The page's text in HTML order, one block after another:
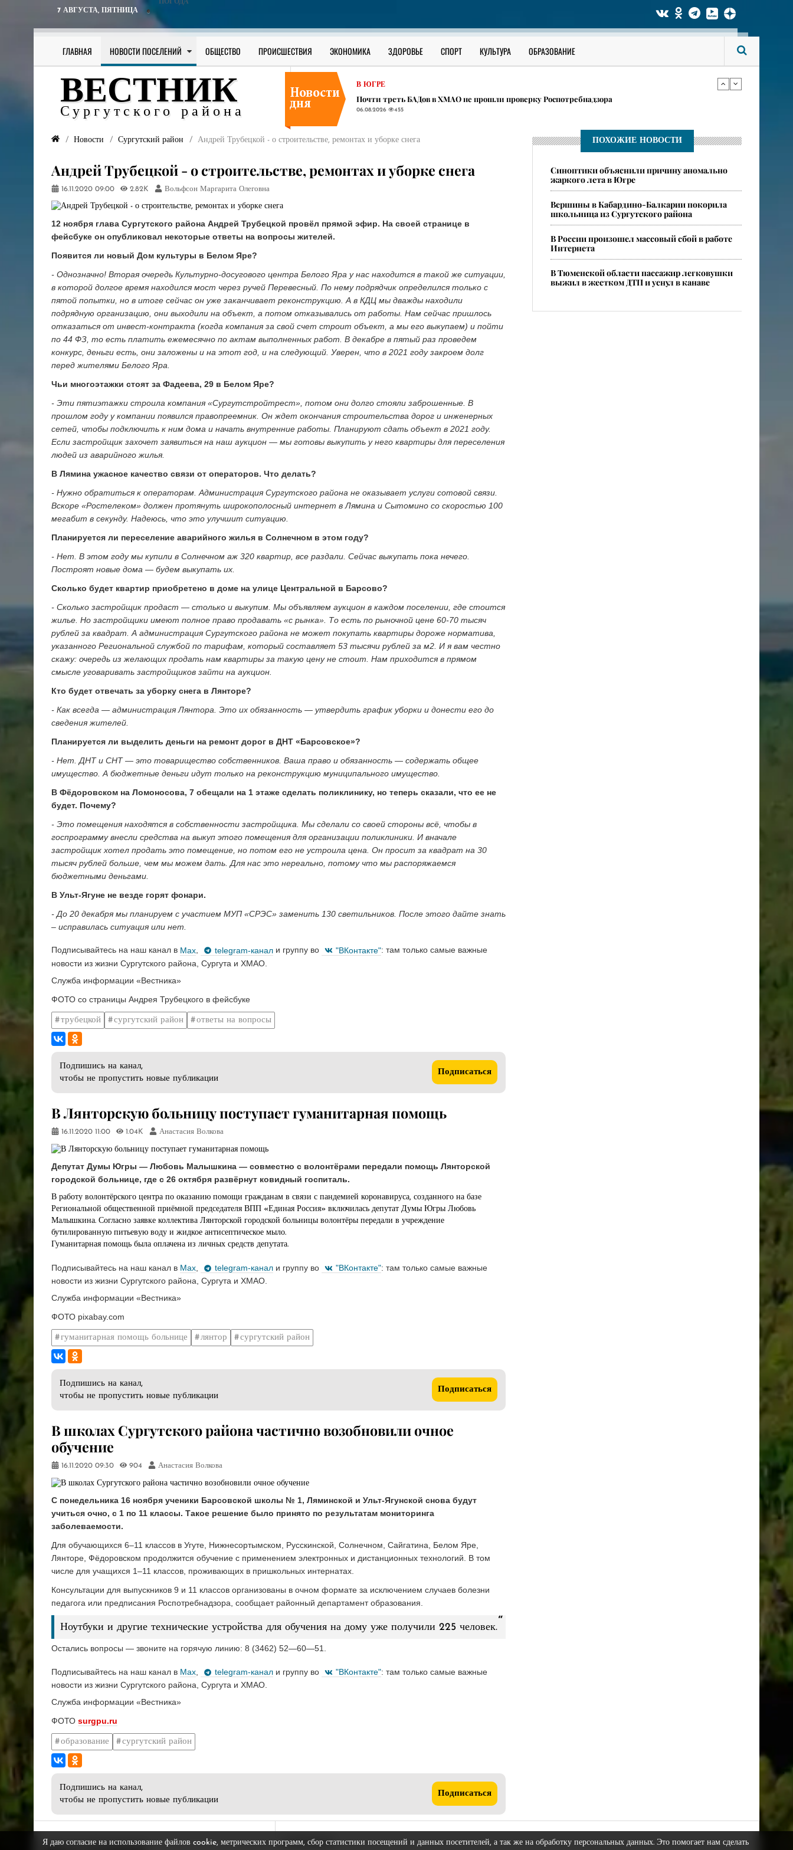
7 АВГУСТА, ПЯТНИЦА
ПОГОДА
ГЛАВНАЯ НОВОСТИ ПОСЕЛЕНИЙ ОБЩЕСТВО ПРОИСШЕСТВИЯ ЭКОНОМИКА ЗДОРОВЬЕ СПОРТ КУЛЬТУРА ОБРАЗОВАНИЕ
ВЕСТНИК
Сургутского района
06.08.2026 448
В ЮГРЕ
Почти треть БАДов в ХМАО не прошли проверку Роспотребнадзора
06.08.2026 455
Школьник из села в ЯНАО взламывал за деньги аккаунты на «Госуслугах»
06.08.2026
Как уберечь ребенка от наркотиков: разбор в карточках
Новости Сургутский район Андрей Трубецкой - о строительстве, ремонтах и уборке снега
Андрей Трубецкой - о строительстве, ремонтах и уборке снега
16.11.2020 09:00 2.82K Вольфсон Маргарита Олеговна
12 ноября глава Сургутского района Андрей Трубецкой провёл прямой эфир. На своей странице в
фейсбуке он опубликовал некоторые ответы на вопросы жителей.
Появится ли новый Дом культуры в Белом Яре?
- Однозначно! Вторая очередь Культурно-досугового центра Белого Яра у нас находится в такой же ситуации,
в которой долгое время находился мост через ручей Перевесный. По нему подрядчик определился только с
пятой попытки, но в итоге сейчас он уже заканчивает реконструкцию. А в КДЦ мы дважды находили
подрядную организацию, они выходили на объект, а потом отказывались от работы. Нам сейчас пришлось
отказаться от инвест-контракта (когда компания за свой счет строит объект, а мы его выкупаем) и пойти
по 44 ФЗ, то есть платить ежемесячно по актам выполненных работ. В декабре в пятый раз проведем
конкурс, деньги есть, они заложены и на этот год, и на следующий. Уверен, что в 2021 году закроем долг
перед жителями Белого Яра.
Чьи многоэтажки стоят за Фадеева, 29 в Белом Яре?
- Эти пятиэтажки строила компания «Сургутстройтрест», потом они долго стояли заброшенные. В
прошлом году у компании появился правопреемник. Он ждет окончания строительства дорог и инженерных
сетей, чтобы подключить к ним дома и начать внутренние работы. Планируют сдать объект в 2021 году.
Если застройщик захочет заявиться на наш аукцион — мы готовы выкупить у него квартиры для переселения
людей из аварийного жилья.
В Лямина ужасное качество связи от операторов. Что делать?
- Нужно обратиться к операторам. Администрация Сургутского района не оказывает услуги сотовой связи.
Вскоре «Ростелеком» должен протянуть широкополосный интернет в Лямина и Сытомино со скоростью 100
мегабит в секунду. Надеюсь, что это улучшит ситуацию.
Планируется ли переселение аварийного жилья в Солнечном в этом году?
- Нет. В этом году мы купили в Солнечном аж 320 квартир, все раздали. Сейчас выкупать пока нечего.
Построят новые дома — будем выкупать их.
Сколько будет квартир приобретено в доме на улице Центральной в Барсово?
- Сколько застройщик продаст — столько и выкупим. Мы объявляем аукцион в каждом поселении, где стоится
жилье. Но застройщики имеют полное право продавать «с рынка». То есть по рыночной цене 60-70 тысяч
рублей за квадрат. А администрация Сургутского района не может покупать квартиры дороже норматива,
указанного Региональной службой по тарифам, который составляет 53 тысячи рублей за м2. И я вам честно
скажу: очередь из желающих продать нам квартиры за такую цену не стоит. Нам приходится в прямом
смысле уговаривать застройщиков зайти на аукцион.
Кто будет отвечать за уборку снега в Лянторе?
- Как всегда — администрация Лянтора. Это их обязанность — утвердить график уборки и донести его до
сведения жителей.
Планируется ли выделить деньги на ремонт дорог в ДНТ «Барсовское»?
- Нет. ДНТ и СНТ — это товарищество собственников. Ваша право и обязанность — содержать общее
имущество. А бюджетные деньги идут только на реконструкцию муниципального имущество.
В Фёдоровском на Ломоносова, 7 обещали на 1 этаже сделать поликлинику, но теперь сказали, что ее не
будет. Почему?
- Это помещения находятся в собственности застройщика. Мы сделали со своей стороны всё, чтобы в
госпрограмму внесли средства на выкуп этого помещения для организации поликлиники. И вначале
застройщик хотел продать это помещение, но потом его не устроила цена. Он просит за квадрат на 30
тысяч рублей больше, чем мы можем дать. Для нас это нереально, потому что мы распоряжаемся
бюджетными деньгами.
В Ульт-Ягуне не везде горят фонари.
- До 20 декабря мы планируем с участием МУП «СРЭС» заменить 130 светильников. После этого дайте знать
– исправилась ситуация или нет.
Подписывайтесь на наш канал в Max, telegram-канал и группу во "ВКонтакте": там только самые важные
новости из жизни Сургутского района, Сургута и ХМАО.
Служба информации «Вестника»
ФОТО со страницы Андрея Трубецкого в фейсбуке
трубецкой сургутский район ответы на вопросы
Подпишись на канал,
чтобы не пропустить новые публикации
Подписаться
В Лянторскую больницу поступает гуманитарная помощь
16.11.2020 11:00 1.04K Анастасия Волкова
Депутат Думы Югры — Любовь Малышкина — совместно с волонтёрами передали помощь Лянторской
городской больнице, где с 26 октября развёрнут ковидный госпиталь.
В работу волонтёрского центра по оказанию помощи гражданам в связи с пандемией коронавируса, созданного на базе
Региональной общественной приёмной председателя ВПП «Единая Россия» включилась депутат Думы Югры Любовь
Малышкина. Согласно заявке коллектива Лянторской городской больницы волонтёры передали в учреждение
бутилированную питьевую воду и жидкое антисептическое мыло.
Гуманитарная помощь была оплачена из личных средств депутата.
Подписывайтесь на наш канал в Max telegram-канал и группу во "ВКонтакте": там только самые важные
новости из жизни Сургутского района, Сургута и ХМАО.
Служба информации «Вестника»
ФОТО pixabay.com
гуманитарная помощь больнице лянтор сургутский район
Подпишись на канал,
чтобы не пропустить новые публикации
Подписаться
В школах Сургутского района частично возобновили очное
обучение
16.11.2020 09:30 904 Анастасия Волкова
С понедельника 16 ноября ученики Барсовской школы № 1, Ляминской и Ульт-Ягунской снова будут
учиться очно, с 1 по 11 классы. Такое решение было принято по результатам мониторинга
заболеваемости.
Для обучающихся 6–11 классов в Угуте, Нижнесортымском, Русскинской, Солнечном, Сайгатина, Белом Яре,
Лянторе, Фёдоровском продолжится обучение с применением электронных и дистанционных технологий. В том
числе для учащихся 1–11 классов, проживающих в пришкольных интернатах.
Консультации для выпускников 9 и 11 классов организованы в очном формате за исключением случаев болезни
педагога или предписания Роспотребнадзора, сообщает районный департамент образования.
Ноутбуки и другие технические устройства для обучения на дому уже получили 225 человек.
Остались вопросы — звоните на горячую линию: 8 (3462) 52—60—51.
Подписывайтесь на наш канал в Max telegram-канал и группу во "ВКонтакте": там только самые важные
новости из жизни Сургутского района, Сургута и ХМАО.
Служба информации «Вестника»
ФОТО surgpu.ru
образование сургутский район
Подпишись на канал,
чтобы не пропустить новые публикации
Подписаться
ПОХОЖИЕ НОВОСТИ
​Синоптики объяснили причину аномально
жаркого лета в Югре
​Вершины в Кабардино-Балкарии покорила
школьница из Сургутского района
​В России произошел массовый сбой в работе
Интернета
В Тюменской области пассажир легковушки
выжил в жестком ДТП и уснул в канаве
КОНТАКТЫ
Я даю согласие на использование файлов cookie, метрических программ, сбор статистики посещений и данных посетителей, а так же на обработку персональных данных. Это помогает нам сделать